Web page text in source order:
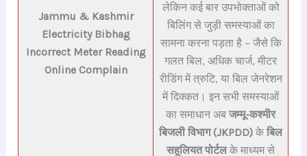
Jammu & Kashmir
Electricity Bibhag
Incorrect Meter Reading
Online Complain
लेकिन कई बार उपभोक्ताओं को
बिलिंग से जुड़ी समस्याओं का
सामना करना पड़ता है – जैसे कि
गलत बिल, अधिक चार्ज, मीटर
रीडिंग में त्रुटि, या बिल जेनरेशन
में दिक्कत। इन सभी समस्याओं
का समाधान अबजम्मू-कश्मीर
बिजली विभाग (JKPDD) केबिल
सहूलियत पोर्टलके माध्यम से